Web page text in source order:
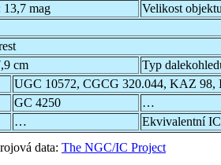
13,7 mag
Velikost
cm
Typ
UGC 10572, CGCG 320.044, KAZ 98,
GC 4250
…
…
Ekvivalentní
data: The NGC/IC Project